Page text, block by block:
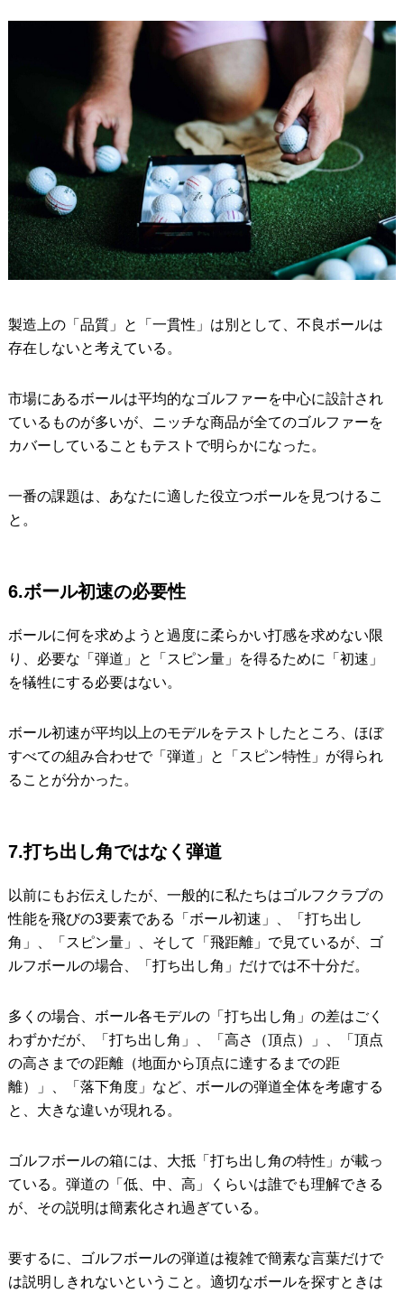
製造上の「品質」と「一貫性」は別として、不良ボールは
存在しないと考えている。
市場にあるボールは平均的なゴルファーを中心に設計され
ているものが多いが、ニッチな商品が全てのゴルファーを
カバーしていることもテストで明らかになった。
一番の課題は、あなたに適した役立つボールを見つけるこ
と。
6.ボール初速の必要性
ボールに何を求めようと過度に柔らかい打感を求めない限
り、必要な「弾道」と「スピン量」を得るために「初速」
を犠牲にする必要はない。
ボール初速が平均以上のモデルをテストしたところ、ほぼ
すべての組み合わせで「弾道」と「スピン特性」が得られ
ることが分かった。
7.打ち出し角ではなく弾道
以前にもお伝えしたが、一般的に私たちはゴルフクラブの
性能を飛びの3要素である「ボール初速」、「打ち出し
角」、「スピン量」、そして「飛距離」で見ているが、ゴ
ルフボールの場合、「打ち出し角」だけでは不十分だ。
多くの場合、ボール各モデルの「打ち出し角」の差はごく
わずかだが、「打ち出し角」、「高さ（頂点）」、「頂点
の高さまでの距離（地面から頂点に達するまでの距
離）」、「落下角度」など、ボールの弾道全体を考慮する
と、大きな違いが現れる。
ゴルフボールの箱には、大抵「打ち出し角の特性」が載っ
ている。弾道の「低、中、高」くらいは誰でも理解できる
が、その説明は簡素化され過ぎている。
要するに、ゴルフボールの弾道は複雑で簡素な言葉だけで
は説明しきれないということ。適切なボールを探すときは